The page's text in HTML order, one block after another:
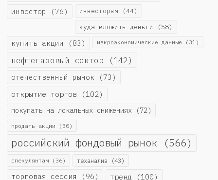
инвестор (76) инвесторам (44)
куда вложить деньги (58)
купить акции (83) макроэкономические данные (31)
нефтегазовый сектор (142)
отечественный рынок (73)
открытие торгов (102)
покупать на локальных снижениях (72)
продать акции (30)
российский фондовый рынок (566)
спекулянтам (36) теханализ (43)
торговая сессия (96) тренд (100)